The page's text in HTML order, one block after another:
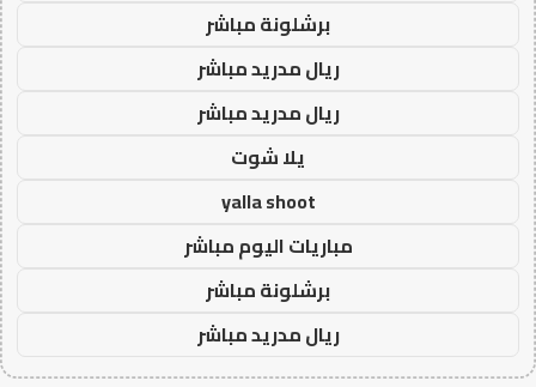
برشلونة مباشر
ريال مدريد مباشر
ريال مدريد مباشر
يلا شوت
yalla shoot
مباريات اليوم مباشر
برشلونة مباشر
ريال مدريد مباشر